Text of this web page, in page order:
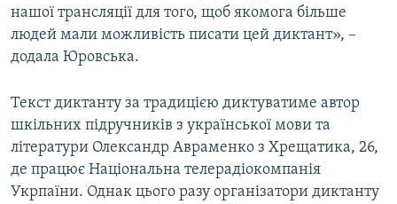
нашої трансляції для того, щоб якомога більше
людей мали можливість писати цей диктант», –
додала Юровська.
Текст диктанту за традицією диктуватиме автор
шкільних підручників з української мови та
літератури Олександр Авраменко з Хрещатика, 26,
де працює Національна телерадіокомпанія
Укрпаїни. Однак цього разу організатори диктанту